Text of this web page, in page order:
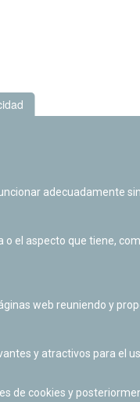
adecuadamente
el aspecto que tiene,
web reuniendo y
y atractivos para el
de cookies y